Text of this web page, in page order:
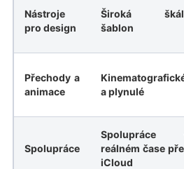
Nástroje
pro design
Široká
šablon
Přechody a
animace
a plynulé
Spolupráce
Spolupráce
reálném čase
iCloud